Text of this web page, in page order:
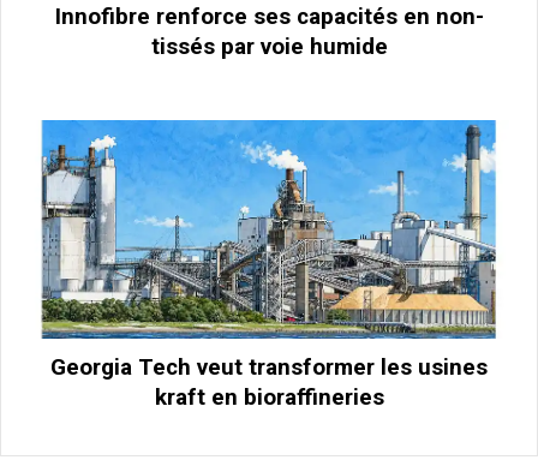
Innofibre renforce ses capacités en non-
tissés par voie humide
Georgia Tech veut transformer les usines
kraft en bioraffineries